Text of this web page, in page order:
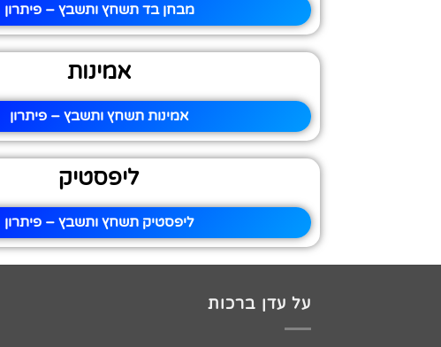
מבחן בד תשחץ ותשבץ – פיתרון
אמינות
אמינות תשחץ ותשבץ – פיתרון
ליפסטיק
ליפסטיק תשחץ ותשבץ – פיתרון
על עדן ברכות